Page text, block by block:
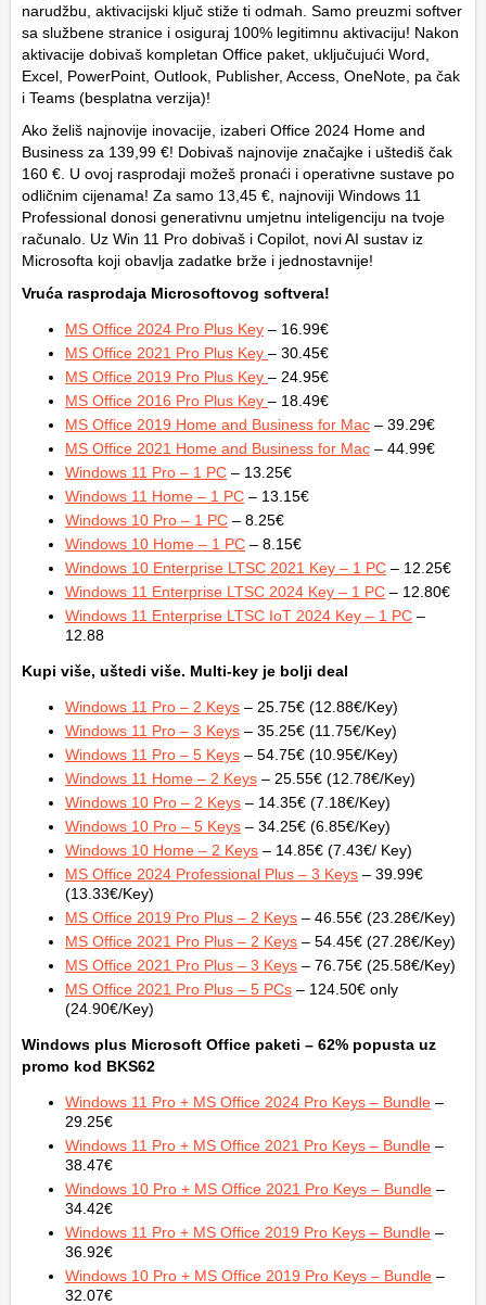
narudžbu, aktivacijski ključ stiže ti odmah. Samo preuzmi softver
sa službene stranice i osiguraj 100% legitimnu aktivaciju! Nakon
aktivacije dobivaš kompletan Office paket, uključujući Word,
Excel, PowerPoint, Outlook, Publisher, Access, OneNote, pa čak
i Teams (besplatna verzija)!
Ako želiš najnovije inovacije, izaberi Office 2024 Home and
Business za 139,99 €! Dobivaš najnovije značajke i uštediš čak
160 €. U ovoj rasprodaji možeš pronaći i operativne sustave po
odličnim cijenama! Za samo 13,45 €, najnoviji Windows 11
Professional donosi generativnu umjetnu inteligenciju na tvoje
računalo. Uz Win 11 Pro dobivaš i Copilot, novi AI sustav iz
Microsofta koji obavlja zadatke brže i jednostavnije!
Vruća rasprodaja Microsoftovog softvera!
MS Office 2024 Pro Plus Key – 16.99€
MS Office 2021 Pro Plus Key – 30.45€
MS Office 2019 Pro Plus Key – 24.95€
MS Office 2016 Pro Plus Key – 18.49€
MS Office 2019 Home and Business for Mac – 39.29€
MS Office 2021 Home and Business for Mac – 44.99€
Windows 11 Pro – 1 PC – 13.25€
Windows 11 Home – 1 PC – 13.15€
Windows 10 Pro – 1 PC – 8.25€
Windows 10 Home – 1 PC – 8.15€
Windows 10 Enterprise LTSC 2021 Key – 1 PC – 12.25€
Windows 11 Enterprise LTSC 2024 Key – 1 PC – 12.80€
Windows 11 Enterprise LTSC IoT 2024 Key – 1 PC –
12.88
Kupi više, uštedi više. Multi-key je bolji deal
Windows 11 Pro – 2 Keys – 25.75€ (12.88€/Key)
Windows 11 Pro – 3 Keys – 35.25€ (11.75€/Key)
Windows 11 Pro – 5 Keys – 54.75€ (10.95€/Key)
Windows 11 Home – 2 Keys – 25.55€ (12.78€/Key)
Windows 10 Pro – 2 Keys – 14.35€ (7.18€/Key)
Windows 10 Pro – 5 Keys – 34.25€ (6.85€/Key)
Windows 10 Home – 2 Keys – 14.85€ (7.43€/ Key)
MS Office 2024 Professional Plus – 3 Keys – 39.99€
(13.33€/Key)
MS Office 2019 Pro Plus – 2 Keys – 46.55€ (23.28€/Key)
MS Office 2021 Pro Plus – 2 Keys – 54.45€ (27.28€/Key)
MS Office 2021 Pro Plus – 3 Keys – 76.75€ (25.58€/Key)
MS Office 2021 Pro Plus – 5 PCs – 124.50€ only
(24.90€/Key)
Windows plus Microsoft Office paketi – 62% popusta uz
promo kod BKS62
Windows 11 Pro + MS Office 2024 Pro Keys – Bundle –
29.25€
Windows 11 Pro + MS Office 2021 Pro Keys – Bundle –
38.47€
Windows 10 Pro + MS Office 2021 Pro Keys – Bundle –
34.42€
Windows 11 Pro + MS Office 2019 Pro Keys – Bundle –
36.92€
Windows 10 Pro + MS Office 2019 Pro Keys – Bundle –
32.07€